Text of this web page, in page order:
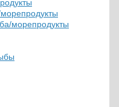
морепродукты